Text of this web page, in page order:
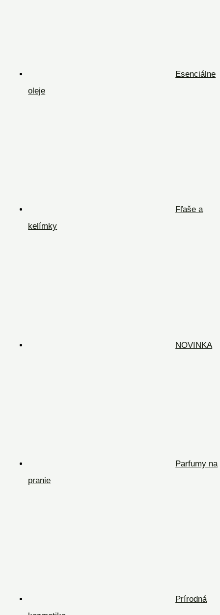
Esenciálne
oleje
Fľaše a
kelímky
NOVINKA
Parfumy na
pranie
Prírodná